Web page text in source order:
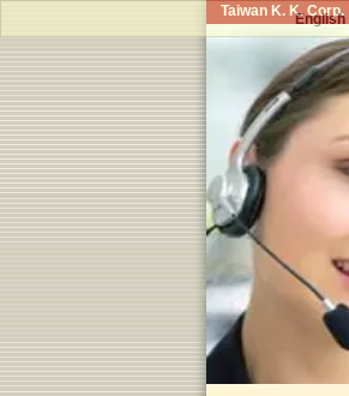
Taiwan K. K. Corp.
English|